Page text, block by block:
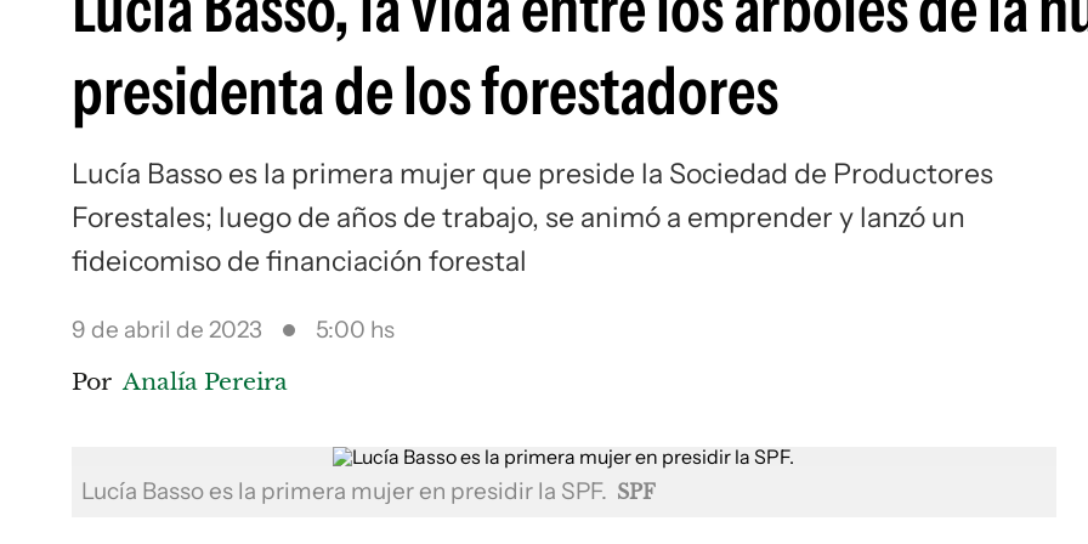
presidenta de los forestadores
Lucía Basso es la primera mujer que preside la Sociedad de Productores
Forestales; luego de años de trabajo, se animó a emprender y lanzó un
fideicomiso de financiación forestal
9 de abril de 2023 5:00 hs
Por Analía Pereira
Lucía Basso es la primera mujer en presidir la SPF. SPF